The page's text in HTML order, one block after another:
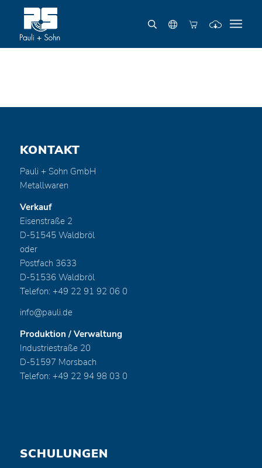
KONTAKT
Pauli + Sohn GmbH
Metallwaren
Verkauf
Eisenstraße 2
D-51545 Waldbröl
oder
Postfach 3633
D-51536 Waldbröl
Telefon: +49 22 91 92 06 0
info@pauli.de
Produktion / Verwaltung
Industriestraße 20
D-51597 Morsbach
Telefon: +49 22 94 98 03 0
SCHULUNGEN